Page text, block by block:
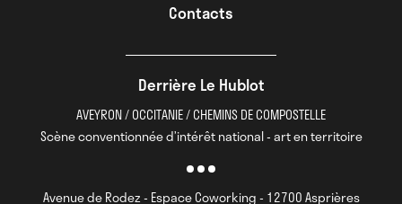
Contacts
Derrière Le Hublot
AVEYRON / OCCITANIE / CHEMINS DE COMPOSTELLE
Scène conventionnée d’intérêt national - art en territoire
Avenue de Rodez - Espace Coworking - 12700 Asprières